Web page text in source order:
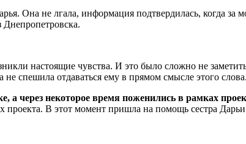
Она не лгала, информация подтвердилась, когда
настоящие чувства. И это было сложно не
спешила отдаваться ему в прямом смысле этого
а через некоторое время поженились в рамках
проекта. В этот момент пришла на помощь сестра